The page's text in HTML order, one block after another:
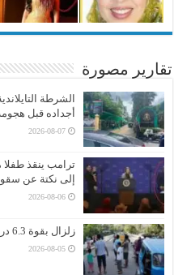
تقارير مصورة
الشرطة
أجداده قبل
2026-08-07
ترامب ينقذ
إلى نكتة عن
2026-08-06
زلزال بقوة 6.3 درجة يضرب جنوب الفلبين (فيديو)
2026-08-05